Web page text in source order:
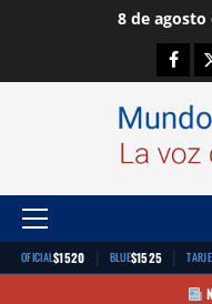
8 de agosto
Menú
principal
OFICIAL$1520 | BLUE$1525 |